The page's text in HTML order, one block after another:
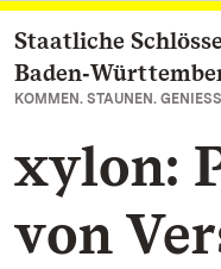
Zum Hauptinhalt
Staatliche
KOMMEN. STAUNEN.
xylon:
von